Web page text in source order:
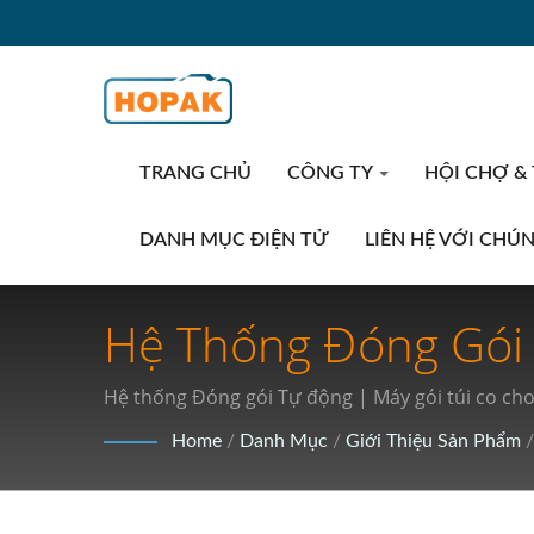
TRANG CHỦ CÔNG TY HỘI CHỢ &
DANH MỤC ĐIỆN TỬ LIÊN HỆ VỚI
Hệ Thống Đóng
Nghiệp 4.0: Cách
Phẩm
Hệ thống Đóng gói Tự động | Máy gói túi co
Home / Danh Mục / Giới Thiệu Sản Phẩm /